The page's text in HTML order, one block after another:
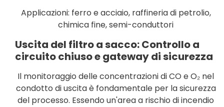
Applicazioni: ferro e acciaio, raffineria di petrolio,
chimica fine, semi-conduttori
Uscita del filtro a sacco: Controllo a
circuito chiuso e gateway di sicurezza
Il monitoraggio delle concentrazioni di CO e O₂ nel
condotto di uscita è fondamentale per la sicurezza
del processo. Essendo un'area a rischio di incendio